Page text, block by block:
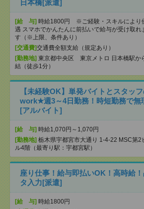
日本橋[派遣]
[給 与] 時給1800円 ※ご経験・スキルにより
遇 スマホでかんたんに前払いで給与が受け取れ
す（※上限、条件あり）
[交通費]交通費全額支給（規定あり）
[勤務地] 東京都中央区 東京メトロ 日本橋駅か
結（徒歩1分）
【未経験OK】単発バイトとスタッ
work★週3～4日勤務！時短勤務で無
[アルバイト]
[給 与] 時給1,070円～1,070円
[勤務地] 栃木県宇都宮市大通り 1-4-22 MSC第2
ル4階（最寄り駅：宇都宮駅）
座り仕事！給与即払いOK！高時給
タ入力[派遣]
[給 与] 時給1800円